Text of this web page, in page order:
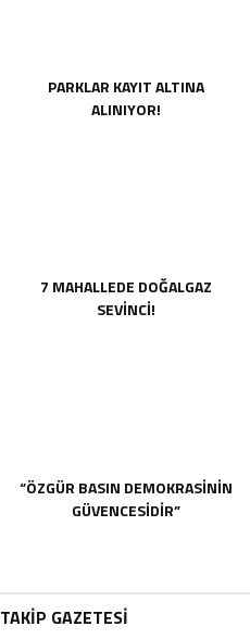
PARKLAR KAYIT ALTINA
ALINIYOR!
7 MAHALLEDE DOĞALGAZ
SEVİNCİ!
“ÖZGÜR BASIN DEMOKRASİNİN
GÜVENCESİDİR”